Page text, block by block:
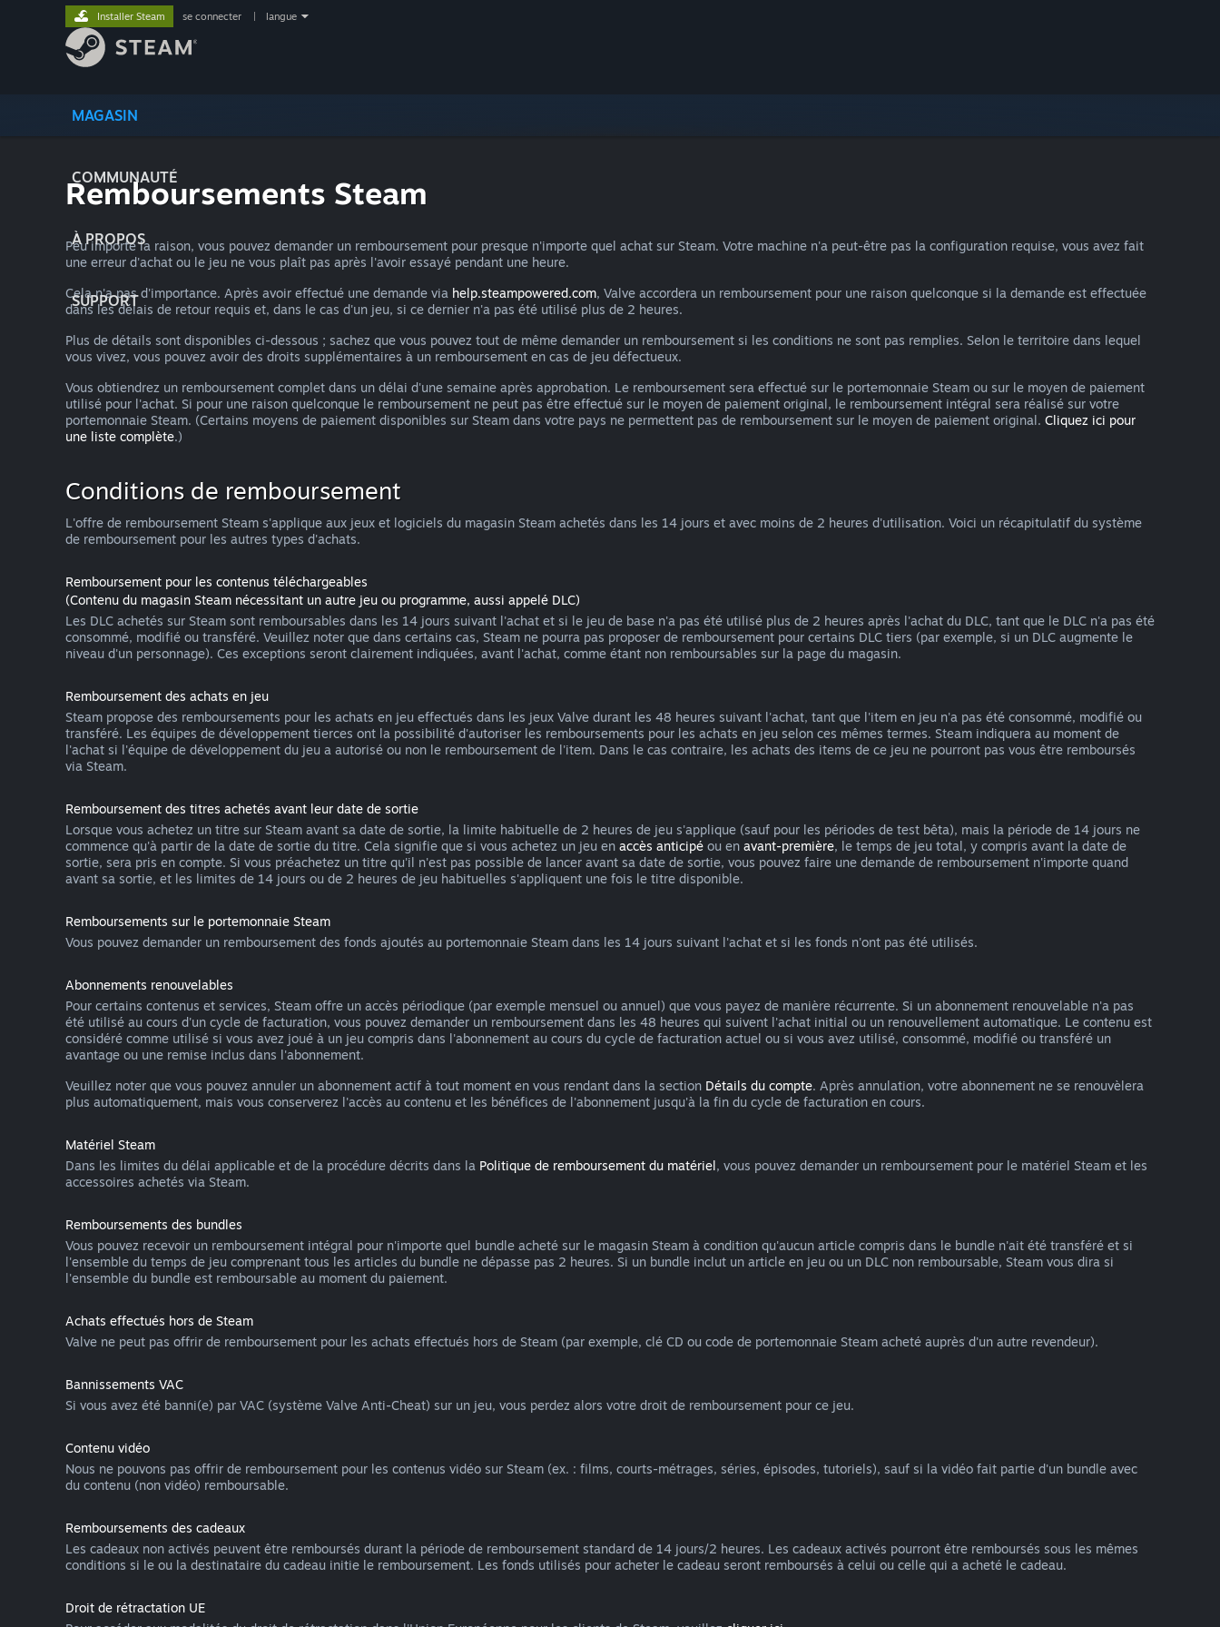
MAGASIN
COMMUNAUTÉ
À PROPOS
SUPPORT
Installer Steam se connecter langue
Remboursements Steam
Peu importe la raison, vous pouvez demander un remboursement pour presque n'importe quel achat sur Steam. Votre machine n'a peut-être pas la configuration requise, vous avez fait
une erreur d'achat ou le jeu ne vous plaît pas après l'avoir essayé pendant une heure.
Cela n'a pas d'importance. Après avoir effectué une demande via help.steampowered.com, Valve accordera un remboursement pour une raison quelconque si la demande est effectuée
dans les délais de retour requis et, dans le cas d'un jeu, si ce dernier n'a pas été utilisé plus de 2 heures.
Plus de détails sont disponibles ci-dessous ; sachez que vous pouvez tout de même demander un remboursement si les conditions ne sont pas remplies. Selon le territoire dans lequel
vous vivez, vous pouvez avoir des droits supplémentaires à un remboursement en cas de jeu défectueux.
Vous obtiendrez un remboursement complet dans un délai d'une semaine après approbation. Le remboursement sera effectué sur le portemonnaie Steam ou sur le moyen de paiement
utilisé pour l'achat. Si pour une raison quelconque le remboursement ne peut pas être effectué sur le moyen de paiement original, le remboursement intégral sera réalisé sur votre
portemonnaie Steam. (Certains moyens de paiement disponibles sur Steam dans votre pays ne permettent pas de remboursement sur le moyen de paiement original. Cliquez ici pour
une liste complète.)
Conditions de remboursement
L'offre de remboursement Steam s'applique aux jeux et logiciels du magasin Steam achetés dans les 14 jours et avec moins de 2 heures d'utilisation. Voici un récapitulatif du système
de remboursement pour les autres types d'achats.
Remboursement pour les contenus téléchargeables
(Contenu du magasin Steam nécessitant un autre jeu ou programme, aussi appelé DLC)
Les DLC achetés sur Steam sont remboursables dans les 14 jours suivant l'achat et si le jeu de base n'a pas été utilisé plus de 2 heures après l'achat du DLC, tant que le DLC n'a pas été
consommé, modifié ou transféré. Veuillez noter que dans certains cas, Steam ne pourra pas proposer de remboursement pour certains DLC tiers (par exemple, si un DLC augmente le
niveau d'un personnage). Ces exceptions seront clairement indiquées, avant l'achat, comme étant non remboursables sur la page du magasin.
Remboursement des achats en jeu
Steam propose des remboursements pour les achats en jeu effectués dans les jeux Valve durant les 48 heures suivant l'achat, tant que l'item en jeu n'a pas été consommé, modifié ou
transféré. Les équipes de développement tierces ont la possibilité d'autoriser les remboursements pour les achats en jeu selon ces mêmes termes. Steam indiquera au moment de
l'achat si l'équipe de développement du jeu a autorisé ou non le remboursement de l'item. Dans le cas contraire, les achats des items de ce jeu ne pourront pas vous être remboursés
via Steam.
Remboursement des titres achetés avant leur date de sortie
Lorsque vous achetez un titre sur Steam avant sa date de sortie, la limite habituelle de 2 heures de jeu s'applique (sauf pour les périodes de test bêta), mais la période de 14 jours ne
commence qu'à partir de la date de sortie du titre. Cela signifie que si vous achetez un jeu en accès anticipé ou en avant-première, le temps de jeu total, y compris avant la date de
sortie, sera pris en compte. Si vous préachetez un titre qu'il n'est pas possible de lancer avant sa date de sortie, vous pouvez faire une demande de remboursement n'importe quand
avant sa sortie, et les limites de 14 jours ou de 2 heures de jeu habituelles s'appliquent une fois le titre disponible.
Remboursements sur le portemonnaie Steam
Vous pouvez demander un remboursement des fonds ajoutés au portemonnaie Steam dans les 14 jours suivant l'achat et si les fonds n'ont pas été utilisés.
Abonnements renouvelables
Pour certains contenus et services, Steam offre un accès périodique (par exemple mensuel ou annuel) que vous payez de manière récurrente. Si un abonnement renouvelable n'a pas
été utilisé au cours d'un cycle de facturation, vous pouvez demander un remboursement dans les 48 heures qui suivent l'achat initial ou un renouvellement automatique. Le contenu est
considéré comme utilisé si vous avez joué à un jeu compris dans l'abonnement au cours du cycle de facturation actuel ou si vous avez utilisé, consommé, modifié ou transféré un
avantage ou une remise inclus dans l'abonnement.
Veuillez noter que vous pouvez annuler un abonnement actif à tout moment en vous rendant dans la section Détails du compte. Après annulation, votre abonnement ne se renouvèlera
plus automatiquement, mais vous conserverez l'accès au contenu et les bénéfices de l'abonnement jusqu'à la fin du cycle de facturation en cours.
Matériel Steam
Dans les limites du délai applicable et de la procédure décrits dans la Politique de remboursement du matériel, vous pouvez demander un remboursement pour le matériel Steam et les
accessoires achetés via Steam.
Remboursements des bundles
Vous pouvez recevoir un remboursement intégral pour n'importe quel bundle acheté sur le magasin Steam à condition qu'aucun article compris dans le bundle n'ait été transféré et si
l'ensemble du temps de jeu comprenant tous les articles du bundle ne dépasse pas 2 heures. Si un bundle inclut un article en jeu ou un DLC non remboursable, Steam vous dira si
l'ensemble du bundle est remboursable au moment du paiement.
Achats effectués hors de Steam
Valve ne peut pas offrir de remboursement pour les achats effectués hors de Steam (par exemple, clé CD ou code de portemonnaie Steam acheté auprès d'un autre revendeur).
Bannissements VAC
Si vous avez été banni(e) par VAC (système Valve Anti-Cheat) sur un jeu, vous perdez alors votre droit de remboursement pour ce jeu.
Contenu vidéo
Nous ne pouvons pas offrir de remboursement pour les contenus vidéo sur Steam (ex. : films, courts-métrages, séries, épisodes, tutoriels), sauf si la vidéo fait partie d'un bundle avec
du contenu (non vidéo) remboursable.
Remboursements des cadeaux
Les cadeaux non activés peuvent être remboursés durant la période de remboursement standard de 14 jours/2 heures. Les cadeaux activés pourront être remboursés sous les mêmes
conditions si le ou la destinataire du cadeau initie le remboursement. Les fonds utilisés pour acheter le cadeau seront remboursés à celui ou celle qui a acheté le cadeau.
Droit de rétractation UE